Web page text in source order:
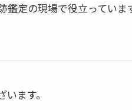
定の現場で役立っていま
ます。